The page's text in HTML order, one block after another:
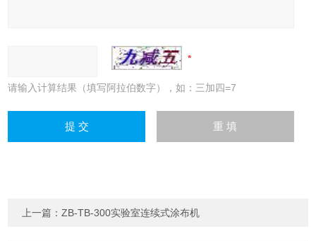
请输入计算结果（填写阿拉伯数字），如：三加四=7
上一篇：ZB-TB-300实验室连续式涂布机